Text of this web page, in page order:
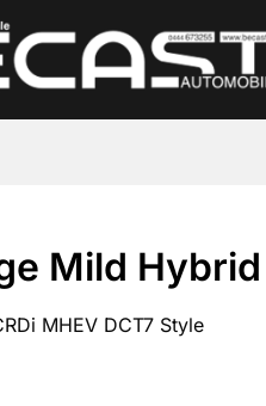
Mild
MHEV DCT7 Style